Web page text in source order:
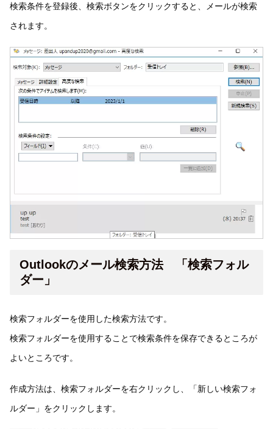
検索条件を登録後、検索ボタンをクリックすると、メールが検索
されます。
Outlookのメール検索方法 「検索フォル
ダー」
検索フォルダーを使用した検索方法です。
検索フォルダーを使用することで検索条件を保存できるところが
よいところです。
作成方法は、検索フォルダーを右クリックし、「新しい検索フォ
ルダー」をクリックします。